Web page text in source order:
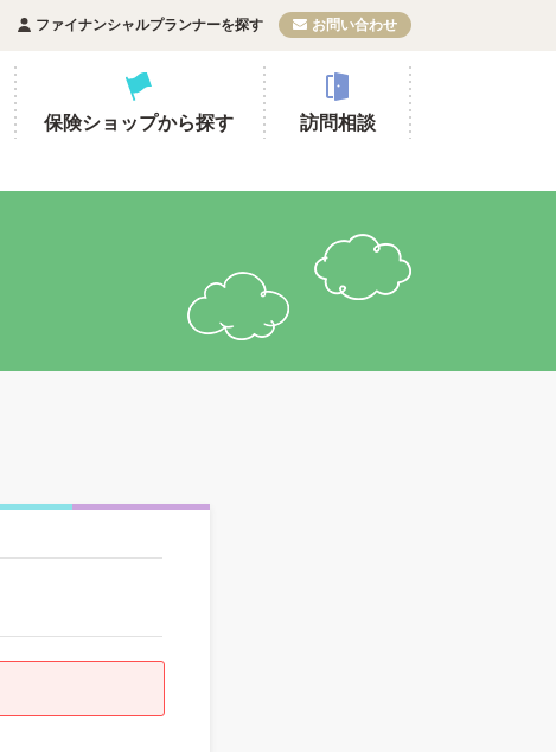
ファイナンシャルプランナーを探す お問い合わせ
保険ショップから探す 訪問相談